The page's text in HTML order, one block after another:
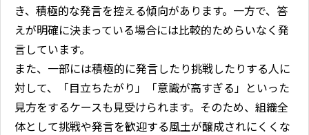
き、積極的な発言を控える傾向があります。一方で、答
えが明確に決まっている場合には比較的ためらいなく発
言しています。
また、一部には積極的に発言したり挑戦したりする人に
対して、「目立ちたがり」「意識が高すぎる」といった
見方をするケースも見受けられます。そのため、組織全
体として挑戦や発言を歓迎する風土が醸成されにくくな